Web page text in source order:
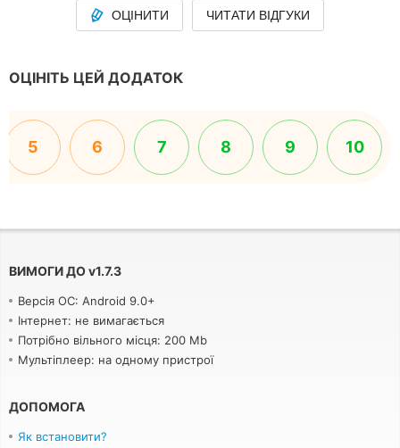
ОЦІНИТИ ЧИТАТИ ВІДГУКИ
ОЦІНІТЬ ЦЕЙ ДОДАТОК
5 6 7 8 9 10
ВИМОГИ ДОv1.7.3
Версія ОС: Android 9.0+
Інтернет: не вимагається
Потрібно вільного місця: 200 Mb
Мультіплеер: на одному пристрої
ДОПОМОГА
Як встановити?